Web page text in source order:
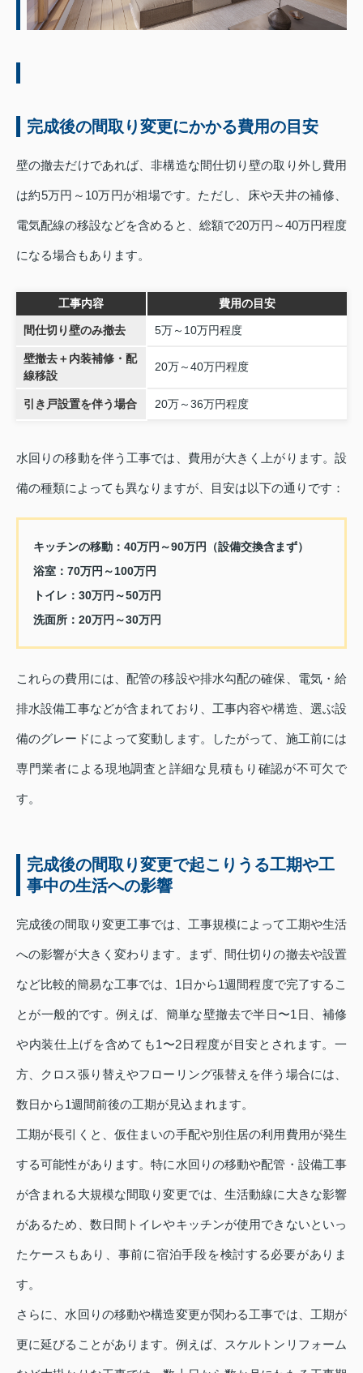
完成後の間取り変更にかかる費用の目安
壁の撤去だけであれば、非構造な間仕切り壁の取り外し費用
は約5万円～10万円が相場です。ただし、床や天井の補修、
電気配線の移設などを含めると、総額で20万円～40万円程度
になる場合もあります。
工事内容 費用の目安
間仕切り壁のみ撤去 5万～10万円程度
壁撤去＋内装補修・配
線移設
20万～40万円程度
引き戸設置を伴う場合 20万～36万円程度
水回りの移動を伴う工事では、費用が大きく上がります。設
備の種類によっても異なりますが、目安は以下の通りです：
キッチンの移動：40万円～90万円（設備交換含まず）
浴室：70万円～100万円
トイレ：30万円～50万円
洗面所：20万円～30万円
これらの費用には、配管の移設や排水勾配の確保、電気・給
排水設備工事などが含まれており、工事内容や構造、選ぶ設
備のグレードによって変動します。したがって、施工前には
専門業者による現地調査と詳細な見積もり確認が不可欠で
す。
完成後の間取り変更で起こりうる工期や工
事中の生活への影響
完成後の間取り変更工事では、工事規模によって工期や生活
への影響が大きく変わります。まず、間仕切りの撤去や設置
など比較的簡易な工事では、1日から1週間程度で完了するこ
とが一般的です。例えば、簡単な壁撤去で半日〜1日、補修
や内装仕上げを含めても1〜2日程度が目安とされます。一
方、クロス張り替えやフローリング張替えを伴う場合には、
数日から1週間前後の工期が見込まれます。
工期が長引くと、仮住まいの手配や別住居の利用費用が発生
する可能性があります。特に水回りの移動や配管・設備工事
が含まれる大規模な間取り変更では、生活動線に大きな影響
があるため、数日間トイレやキッチンが使用できないといっ
たケースもあり、事前に宿泊手段を検討する必要がありま
す。
さらに、水回りの移動や構造変更が関わる工事では、工期が
更に延びることがあります。例えば、スケルトンリフォーム